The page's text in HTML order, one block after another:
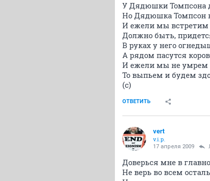
У Дядюшки Томпсона
Но Дядюшка Томпсон
И ежели мы встретим
Должно быть,
В руках у него
А рядом пасутся
И ежели мы не умрем
То выпьем и будем
(с)
ОТВЕТИТЬ
vert
v.i.p.
17 апреля 2009
Доверься мне в
Не верь во всем